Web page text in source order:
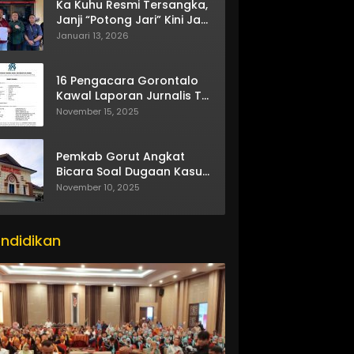
Ka Kuhu Resmi Tersangka,
Janji “Potong Jari” Kini Jadi
Bumerang
Januari 13, 2026
16 Pengacara Gorontalo
Kawal Laporan Jurnalis TV
One
November 15, 2025
Pemkab Gorut Angkat
Bicara Soal Dugaan Kasus
Asusila Oknum ASN
November 10, 2025